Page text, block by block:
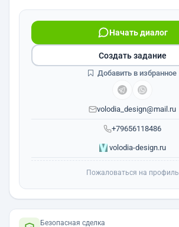
+79656118486
Начать диалог
volodia_design@mail.ru
volodia-design.ru
Создать задание
Добавить в избранное
Пожаловаться на профиль
Безопасная сделка